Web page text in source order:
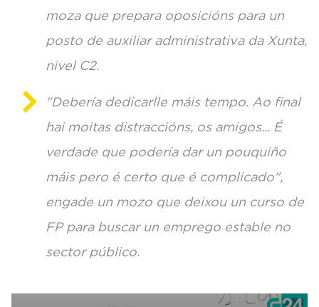
moza que prepara oposicións para un
posto de auxiliar administrativa da Xunta,
nivel C2.
"Debería dedicarlle máis tempo. Ao final
hai moitas distraccións, os amigos... É
verdade que podería dar un pouquiño
máis pero é certo que é complicado",
engade un mozo que deixou un curso de
FP para buscar un emprego estable no
sector público.